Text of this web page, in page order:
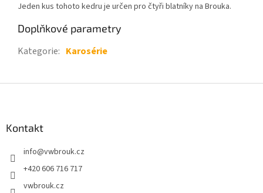
Jeden kus tohoto kedru je určen pro čtyři blatníky na Brouka.
Doplňkové parametry
Kategorie: Karosérie
Kontakt
info@vwbrouk.cz
+420 606 716 717
vwbrouk.cz